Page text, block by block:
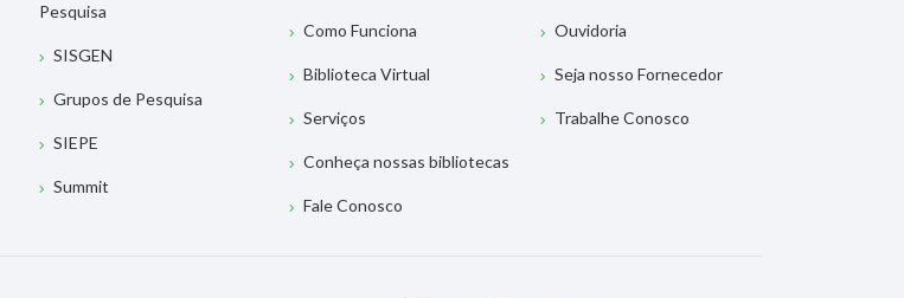
Pesquisa
SISGEN
Grupos de Pesquisa
SIEPE
Summit
Como Funciona
Biblioteca Virtual
Serviços
Conheça nossas bibliotecas
Fale Conosco
Ouvidoria
Seja nosso Fornecedor
Trabalhe Conosco